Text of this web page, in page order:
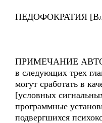
ПЕДОФОКРАТИЯ
ПРИМЕЧАНИЕ
в следующих трех
могут сработать в
[условных
программные
подвергшихся